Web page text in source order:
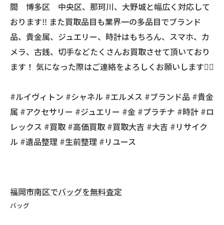
間 博多区 中央区、那珂川、大野城と幅広く対応して
おります‼️ また買取品目も業界一の多品目でブランド
品、貴金属、ジュエリー、時計はもちろん、スマホ、カ
メラ、古銭、切手などたくさんお買取させて頂いており
ます！ 気になった際はご連絡をよろしくお願いします🙇‍♂️
#ルイヴィトン #シャネル #エルメス #ブランド品 #貴金
属 #アクセサリー #ジュエリー #金 #プラチナ #時計 #ロ
レックス #買取 #高価買取 #買取大吉 #大吉 #リサイク
ル #遺品整理 #生前整理 #リユース
福岡市南区でバッグを無料査定
バッグ